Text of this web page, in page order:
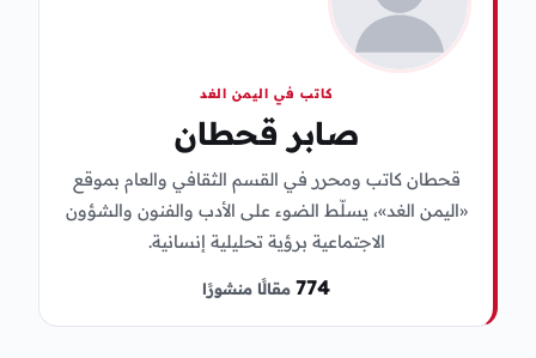
كاتب في اليمن الغد
صابر قحطان
قحطان كاتب ومحرر في القسم الثقافي والعام بموقع
«اليمن الغد»، يسلّط الضوء على الأدب والفنون والشؤون
الاجتماعية برؤية تحليلية إنسانية.
774 مقالًا منشورًا